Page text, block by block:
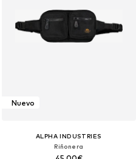
Nuevo
ALPHA INDUSTRIES
Riñonera